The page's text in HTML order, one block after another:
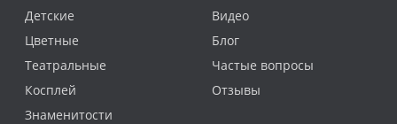
Детские
Цветные
Театральные
Косплей
Знаменитости
Видео
Блог
Частые вопросы
Отзывы